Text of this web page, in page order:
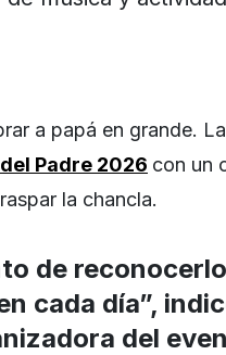
a papá en grande. La
Padre 2026 con un
la chancla.
de
cada día”,
del